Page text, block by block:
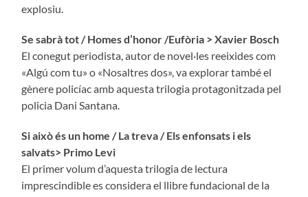
explosiu.
Se sabrà tot / Homes d’honor /Eufòria > Xavier Bosch
El conegut periodista, autor de novel·les reeixides com
«Algú com tu» o «Nosaltres dos», va explorar també el
gènere policíac amb aquesta trilogia protagonitzada pel
policia Dani Santana.
Si això és un home / La treva / Els enfonsats i els
salvats> Primo Levi
El primer volum d’aquesta trilogia de lectura
imprescindible es considera el llibre fundacional de la